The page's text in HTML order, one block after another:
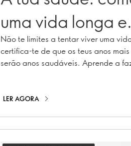
uma vida longa e
saudável
Não te limites a tentar viver uma
certifica-te de que os teus anos
serão anos saudáveis. Aprende a
LER AGORA